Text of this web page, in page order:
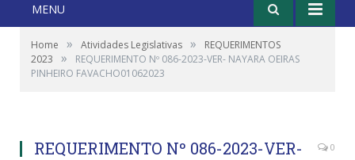
MENU
Home » Atividades Legislativas »
REQUERIMENTOS
2023
»
REQUERIMENTO Nº 086-2023-VER- NAYARA OEIRAS
PINHEIRO FAVACHO01062023
REQUERIMENTO Nº 086-2023-VER-
0